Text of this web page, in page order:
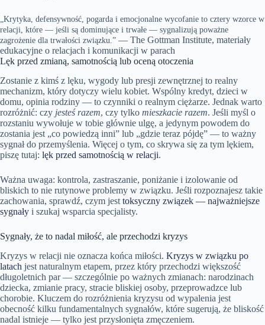
„Krytyka, defensywność, pogarda i emocjonalne wycofanie to cztery wzorce w
relacji, które — jeśli są dominujące i trwałe — sygnalizują poważne
zagrożenie dla trwałości związku.” — The Gottman Institute, materiały
edukacyjne o relacjach i komunikacji w parach
Lęk przed zmianą, samotnością lub oceną otoczenia
Zostanie z kimś z lęku, wygody lub presji zewnętrznej to realny
mechanizm, który dotyczy wielu kobiet. Wspólny kredyt, dzieci w
domu, opinia rodziny — to czynniki o realnym ciężarze. Jednak warto
rozróżnić: czy jesteś razem, czy tylko mieszkacie razem. Jeśli myśl o
rozstaniu wywołuje w tobie głównie ulgę, a jedynym powodem do
zostania jest „co powiedzą inni” lub „gdzie teraz pójdę” — to ważny
sygnał do przemyślenia. Więcej o tym, co skrywa się za tym lękiem,
piszę tutaj: lęk przed samotnością w relacji.
Ważna uwaga: kontrola, zastraszanie, poniżanie i izolowanie od
bliskich to nie rutynowe problemy w związku. Jeśli rozpoznajesz takie
zachowania, sprawdź, czym jest toksyczny związek — najważniejsze
sygnały i szukaj wsparcia specjalisty.
Sygnały, że to nadal miłość, ale przechodzi kryzys
Kryzys w relacji nie oznacza końca miłości. Kryzys w związku po
latach jest naturalnym etapem, przez który przechodzi większość
długoletnich par — szczególnie po ważnych zmianach: narodzinach
dziecka, zmianie pracy, stracie bliskiej osoby, przeprowadzce lub
chorobie. Kluczem do rozróżnienia kryzysu od wypalenia jest
obecność kilku fundamentalnych sygnałów, które sugerują, że bliskość
nadal istnieje — tylko jest przysłonięta zmęczeniem.